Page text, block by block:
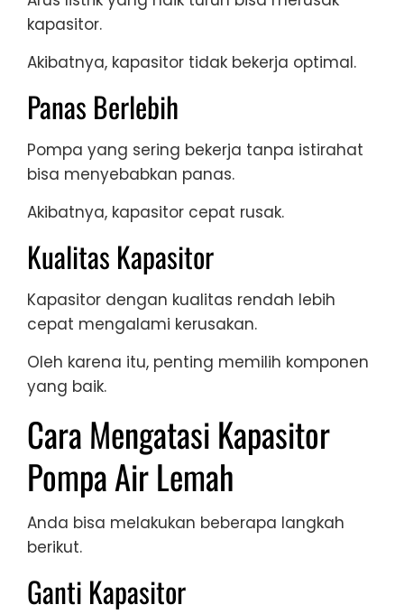
kapasitor.
Akibatnya, kapasitor tidak bekerja optimal.
Panas Berlebih
Pompa yang sering bekerja tanpa istirahat
bisa menyebabkan panas.
Akibatnya, kapasitor cepat rusak.
Kualitas Kapasitor
Kapasitor dengan kualitas rendah lebih
cepat mengalami kerusakan.
Oleh karena itu, penting memilih komponen
yang baik.
Cara Mengatasi Kapasitor
Pompa Air Lemah
Anda bisa melakukan beberapa langkah
berikut.
Ganti Kapasitor